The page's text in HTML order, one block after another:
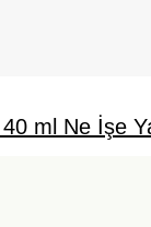
ml Ne İşe